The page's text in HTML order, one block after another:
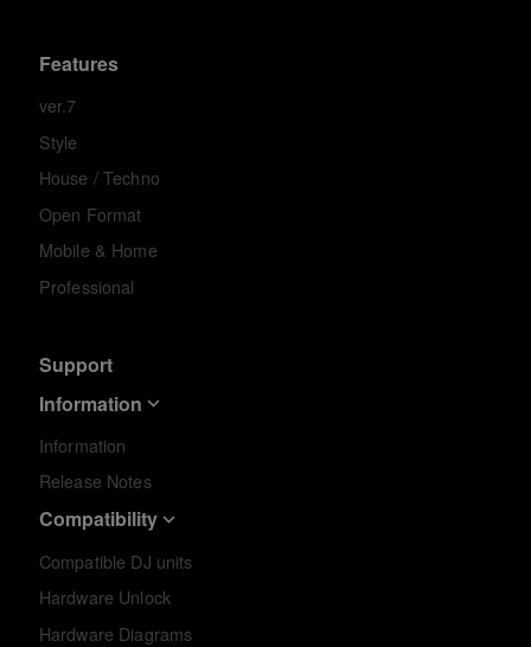
Features
ver.7
Style
House / Techno
Open Format
Mobile & Home
Professional
Support
Information
Information
Release Notes
Compatibility
Compatible DJ units
Hardware Unlock
Hardware Diagrams